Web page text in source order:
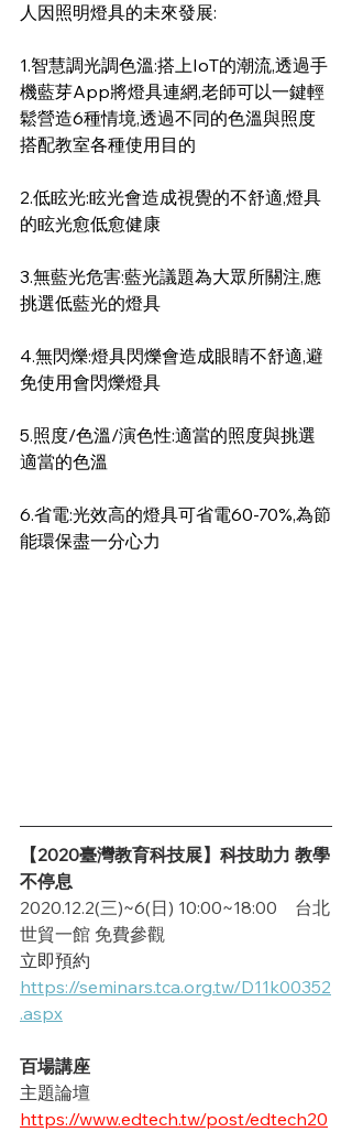
人因照明燈具的未來發展:
1.智慧調光調色溫:搭上IoT的潮流,透過手
機藍芽App將燈具連網,老師可以一鍵輕
鬆營造6種情境,透過不同的色溫與照度
搭配教室各種使用目的
2.低眩光:眩光會造成視覺的不舒適,燈具
的眩光愈低愈健康
3.無藍光危害:藍光議題為大眾所關注,應
挑選低藍光的燈具
4.無閃爍:燈具閃爍會造成眼睛不舒適,避
免使用會閃爍燈具
5.照度/色溫/演色性:適當的照度與挑選
適當的色溫
6.省電:光效高的燈具可省電60-70%,為節
能環保盡一分心力
【2020臺灣教育科技展】科技助力 教學
不停息
2020.12.2(三)~6(日) 10:00~18:00    台北
世貿一館 免費參觀
立即預約
https://seminars.tca.org.tw/D11k00352
.aspx
百場講座
主題論壇
https://www.edtech.tw/post/edtech20